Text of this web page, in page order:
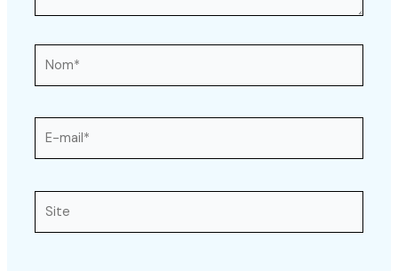
mail*